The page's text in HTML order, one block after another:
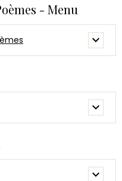
- Menu